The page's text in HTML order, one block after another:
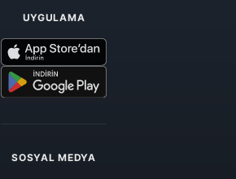
UYGULAMA
SOSYAL MEDYA